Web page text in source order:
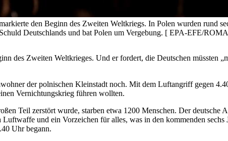
den Beginn des Zweiten Weltkriegs. In Polen wurden rund
Deutschlands und bat Polen um Vergebung. [ EPA-EFE/
des Zweiten Weltkrieges. Und er fordert, die Deutschen
der polnischen Kleinstadt noch. Mit dem Luftangriff gegen
Vernichtungskrieg führen wollten.
Teil zerstört wurde, starben etwa 1200 Menschen. Der deutsche
und ein Vorzeichen für alles, was in den kommenden sechs
Uhr begann.